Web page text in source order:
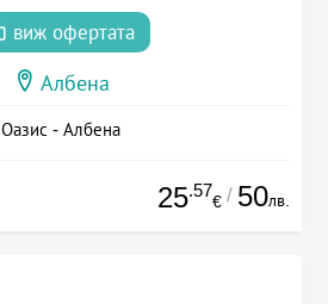
виж офертата
Албена
Оазис - Албена
25.57
€ / 50лв.